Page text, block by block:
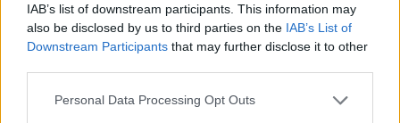
IAB’s list of downstream participants. This information may
also be disclosed by us to third parties on the IAB’s List of
Downstream Participants that may further disclose it to other
Personal Data Processing Opt Outs
Edellinen artikkeli
Juventus-tähti Cristiano
Ronaldo teki historiaa Serie
Seuraava artikkeli
Haka ja HJK etenivät jalkapallon
Suomen Cupin välieriin